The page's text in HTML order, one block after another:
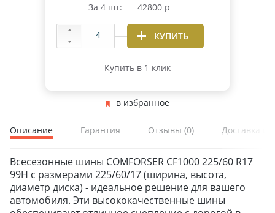
За 4 шт: 42800 р
КУПИТЬ
Купить в 1 клик
в избранное
Описание Гарантия Отзывы (0) Доставка и
Всесезонные шины COMFORSER CF1000 225/60 R17
99H с размерами 225/60/17 (ширина, высота,
диаметр диска) - идеальное решение для вашего
автомобиля. Эти высококачественные шины